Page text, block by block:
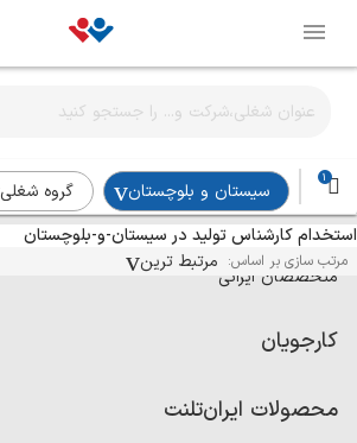
1
سیستان و بلوچستان گروه شغلی
استخدام کارشناس تولید در سیستان-و-بلوچستان
مرتب سازی بر اساس: مرتبط ترین
آگهی‌های استخدام و همکاری برای
متخصصان ایرانی
کارجویان
رزومه ساز
محصولات ایران‌تلنت